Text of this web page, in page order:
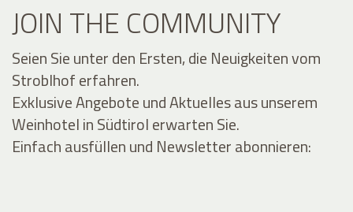
JOIN THE COMMUNITY
Seien Sie unter den Ersten, die Neuigkeiten vom
Stroblhof erfahren.
Exklusive Angebote und Aktuelles aus unserem
Weinhotel in Südtirol erwarten Sie.
Einfach ausfüllen und Newsletter abonnieren: